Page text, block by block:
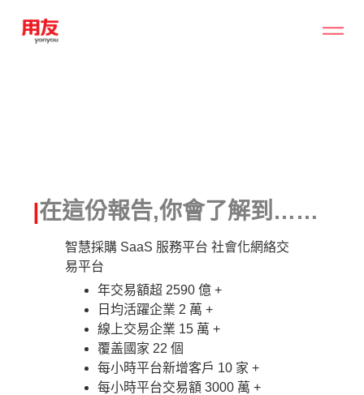
|在這份報告,你會了解到……
智慧採購 SaaS 服務平台 社會化網絡交
易平台
年交易額超 2590 億 +
日均活躍企業 2 萬 +
線上交易企業 15 萬 +
覆盖國家 22 個
每小時平台新增客戶 10 家 +
每小時平台交易額 3000 萬 +